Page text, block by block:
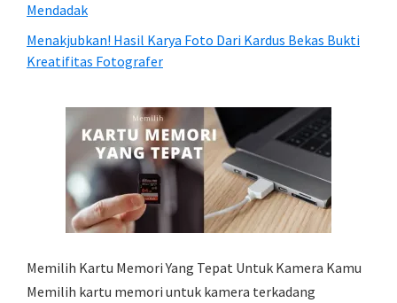
Mendadak
Menakjubkan! Hasil Karya Foto Dari Kardus Bekas Bukti
Kreatifitas Fotografer
Memilih Kartu Memori Yang Tepat Untuk Kamera Kamu
Memilih kartu memori untuk kamera terkadang